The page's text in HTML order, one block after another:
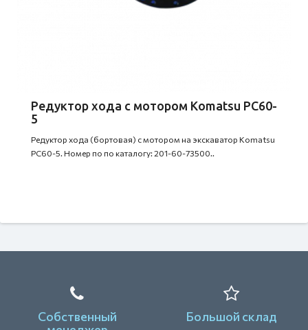
Редуктор хода с мотором Komatsu PC60-
5
Редуктор хода (бортовая) с мотором на экскаватор Komatsu
PC60-5. Номер по по каталогу: 201-60-73500..
Собственный
Большой склад